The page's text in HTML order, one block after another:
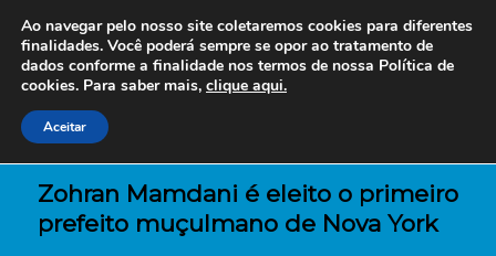
Zohran Mamdani é eleito o primeiro
prefeito muçulmano de Nova York
Ao navegar pelo nosso site coletaremos cookies para diferentes
finalidades. Você poderá sempre se opor ao tratamento de
dados conforme a finalidade nos termos de nossa Política de
cookies. Para saber mais, clique aqui.
Aceitar